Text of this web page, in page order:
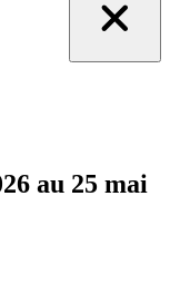
au 25 mai